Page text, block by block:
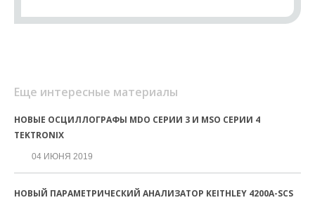
Еще интересные материалы
НОВЫЕ ОСЦИЛЛОГРАФЫ MDO СЕРИИ 3 И MSO СЕРИИ 4
TEKTRONIX
04 ИЮНЯ 2019
НОВЫЙ ПАРАМЕТРИЧЕСКИЙ АНАЛИЗАТОР KEITHLEY 4200A-SCS